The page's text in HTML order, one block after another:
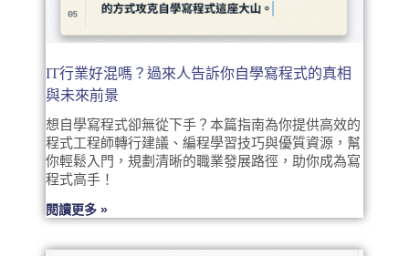
IT行業好混嗎？過來人告訴你自學寫程式的真相
與未來前景
想自學寫程式卻無從下手？本篇指南為你提供高效的
程式工程師轉行建議、編程學習技巧與優質資源，幫
你輕鬆入門，規劃清晰的職業發展路徑，助你成為寫
程式高手！
閱讀更多 »